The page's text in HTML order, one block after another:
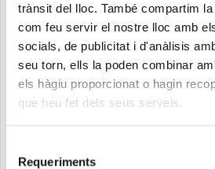
trànsit del lloc. També compartim
com feu servir el nostre lloc amb
socials, de publicitat i d'anàlisis
seu torn, ells la poden combinar
els hàgiu proporcionat o hagin
que heu fet dels seus serveis.
Requeriments
Usar-ho o no depèn del projecte,
l’objectiu i de l’estil que vulguis
Així que la pròxima vegada que
simplement m’està fent la vida